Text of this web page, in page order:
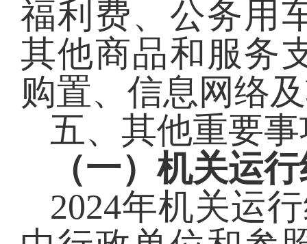
福利费、公务用
其他商品和服务
购置、信息网络
五、其他重要
（一）机关运
2024年机关运